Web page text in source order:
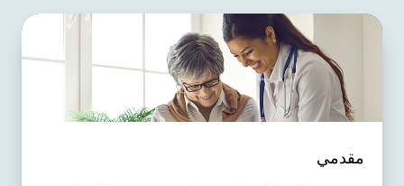
مقدمي